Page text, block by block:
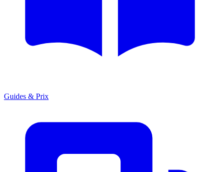
Guides & Prix